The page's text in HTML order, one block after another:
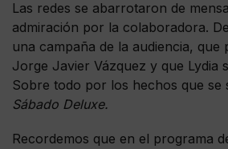
Las redes se abarrotaron de
admiración por la colaboradora.
una campaña de la audiencia, que
Jorge Javier Vázquez y que Lydia
Sobre todo por los hechos que se
Sábado Deluxe.
Recordemos que en el programa